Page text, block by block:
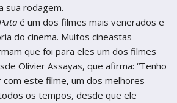
sua rodagem.
é um dos filmes mais venerados e
do cinema. Muitos cineastas
que foi para eles um dos filmes
Olivier Assayas, que afirma: “Tenho
este filme, um dos melhores
os tempos, desde que ele